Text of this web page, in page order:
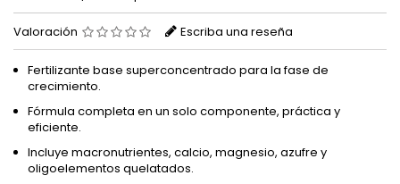
Valoración Escriba una reseña
Fertilizante base superconcentrado para la fase de
crecimiento.
Fórmula completa en un solo componente, práctica y
eficiente.
Incluye macronutrientes, calcio, magnesio, azufre y
oligoelementos quelatados.